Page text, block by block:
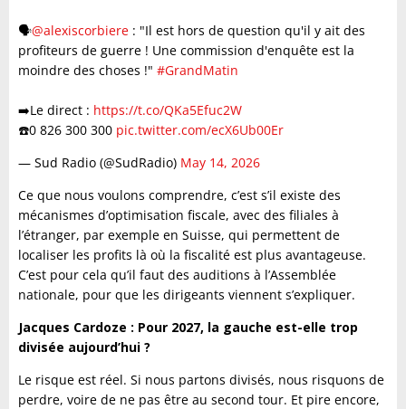
🗣️@alexiscorbiere : "Il est hors de question qu'il y ait des
profiteurs de guerre ! Une commission d'enquête est la
moindre des choses !" #GrandMatin
➡️Le direct : https://t.co/QKa5Efuc2W
☎️0 826 300 300 pic.twitter.com/ecX6Ub00Er
— Sud Radio (@SudRadio) May 14, 2026
Ce que nous voulons comprendre, c’est s’il existe des
mécanismes d’optimisation fiscale, avec des filiales à
l’étranger, par exemple en Suisse, qui permettent de
localiser les profits là où la fiscalité est plus avantageuse.
C’est pour cela qu’il faut des auditions à l’Assemblée
nationale, pour que les dirigeants viennent s’expliquer.
Jacques Cardoze : Pour 2027, la gauche est-elle trop
divisée aujourd’hui ?
Le risque est réel. Si nous partons divisés, nous risquons de
perdre, voire de ne pas être au second tour. Et pire encore,